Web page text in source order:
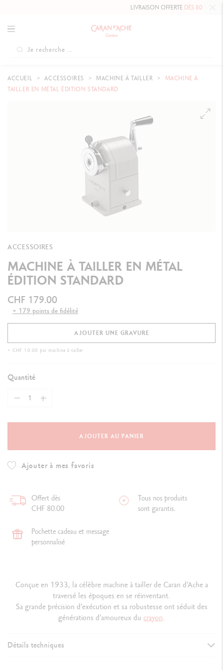
LIVRAISON OFFERTEDÈS 80 CHF.
ACCUEIL ACCESSOIRES MACHINE À TAILLER
MACHINE À
TAILLER EN MÉTAL ÉDITION STANDARD
ACCESSOIRES
MACHINE À TAILLER EN MÉTAL
ÉDITION STANDARD
CHF 179.00
+ 179 points de fidélité
AJOUTER UNE GRAVURE
+ CHF 10.00 par machine à tailler
Quantité
AJOUTER AU PANIER
Ajouter à mes favoris
Offert dès
CHF 80.00
Tous nos produits
sont garantis.
Pochette cadeau et message
personnalisé
Conçue en 1933, la célèbre machine à tailler de Caran d’Ache a
traversé les époques en se réinventant.
Sa grande précision d’exécution et sa robustesse ont séduit des
générations d’amoureux du crayon.
Détails techniques